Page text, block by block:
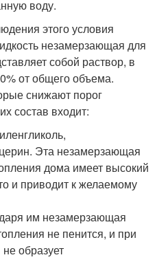
воду.
этого условия
незамерзающая для
собой раствор, в
от общего объема.
снижают порог
состав входит:
Эта незамерзающая
дома имеет высокий
и приводит к желаемому
им незамерзающая
не пенится, и при
образует